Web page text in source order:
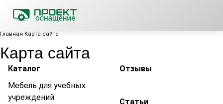
Главная Карта сайта
Карта сайта
Каталог
Мебель для учебных
учреждений
Отзывы
Статьи